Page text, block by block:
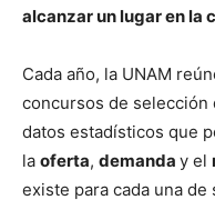
alcanzar un lugar en la
Cada año, la UNAM
concursos de
datos estadísticos que
la oferta, demanda y el
existe para cada una de